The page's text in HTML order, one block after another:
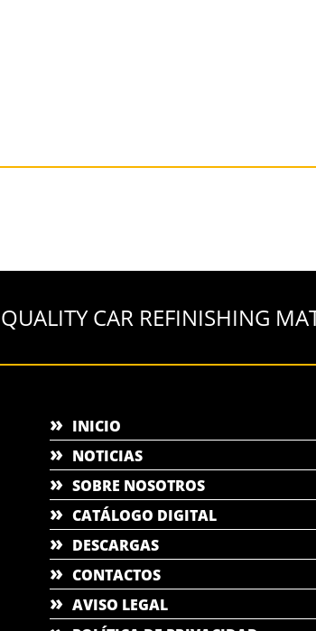
QUALITY CAR REFINISHING
INICIO
NOTICIAS
SOBRE NOSOTROS
CATÁLOGO DIGITAL
DESCARGAS
CONTACTOS
AVISO LEGAL